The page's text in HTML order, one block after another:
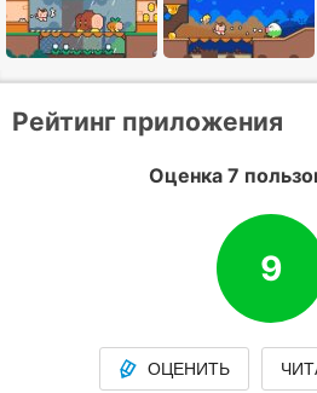
Рейтинг приложения
Оценка 7
9
ОЦЕНИТЬ